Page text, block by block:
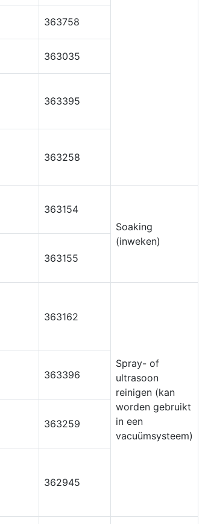
363758
363035
363395
363258
363154
Soaking
(inweken)
363155
363162
Spray- of
ultrasoon
reinigen (kan
worden gebruikt
in een
vacuümsysteem)
363396
363259
362945